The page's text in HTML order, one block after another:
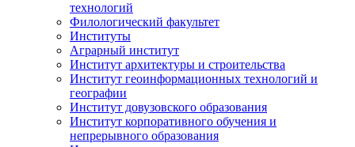
технологий
Филологический факультет
Институты
Аграрный институт
Институт архитектуры и строительства
Институт геоинформационных технологий и
географии
Институт довузовского образования
Институт корпоративного обучения и
непрерывного образования